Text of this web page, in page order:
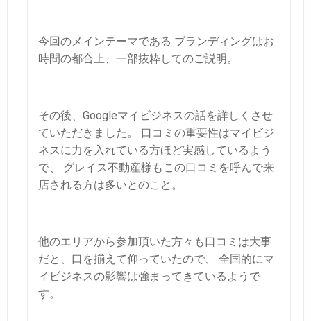
今回のメインテーマである ブランディングはお
時間の都合上、一部抜粋してのご説明。
その後、Googleマイビジネスの話を詳しくさせ
ていただきました。
口コミの重要性はマイビジ
ネスに力を入れている方ほど実感しているよう
で、
グレイス不動産様もこの口コミを呼んで来
店される方は多いとのこと。
他のエリアから参加頂いた方々も口コミは大事
だと、口を揃えて仰っていたので、
全国的にマ
イビジネスの影響は強まってきているようで
す。